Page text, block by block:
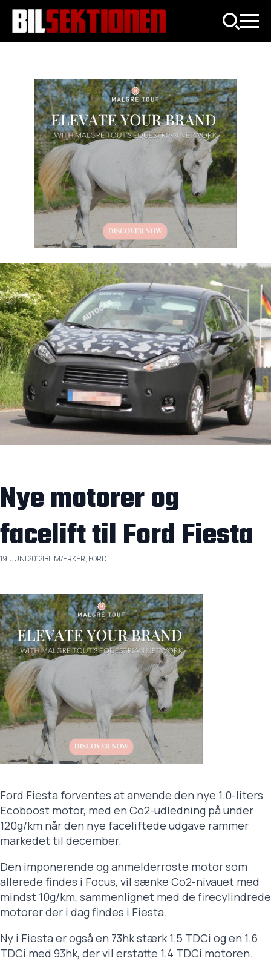
Nye motorer og
facelift til Ford Fiesta
19. JUNI 2012|BILMÆRKER, FORD
Ford Fiesta forventes at anvende den nye 1.0-liters
Ecoboost motor, med en Co2-udledning på under
120g/km når den nye faceliftede udgave rammer
markedet til december.
Den imponerende og anmelderroste motor som
allerede findes i Focus, vil sænke Co2-nivauet med
mindst 10g/km, sammenlignet med de firecylindrede
motorer der i dag findes i Fiesta.
Ny i Fiesta er også en 73hk stærk 1.5 TDCi og en 1.6
TDCi med 93hk, der vil erstatte 1.4 TDCi motoren.